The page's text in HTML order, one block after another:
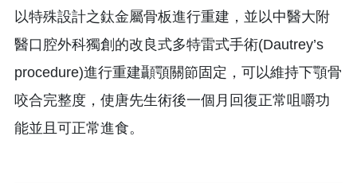
以特殊設計之鈦金屬骨板進行重建，並以中醫大附
醫口腔外科獨創的改良式多特雷式手術(Dautrey’s
procedure)進行重建顳顎關節固定，可以維持下顎骨
咬合完整度，使唐先生術後一個月回復正常咀嚼功
能並且可正常進食。